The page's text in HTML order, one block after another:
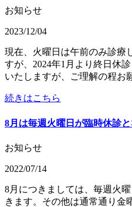
お知らせ
2023/12/04
現在、火曜日は午前のみ診療
すが、2024年1月より終日休
いたしますが、ご理解の程お
続きはこちら
8月は毎週火曜日が臨時休診
お知らせ
2022/07/14
8月につきましては、毎週火
きます。その他は通常通り金